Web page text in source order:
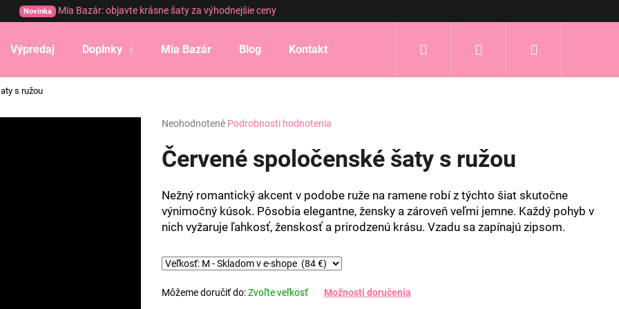
Novinka Mia Bazár: objavte krásne šaty za výhodnejšie ceny
Výpredaj Doplnky Mia Bazár Blog Kontakt Prihlásenie
s ružou
Priemerné
produktu
je
5
hviezdičiek.
Neohodnotené Podrobnosti hodnotenia
Červené spoločenské šaty s ružou
Nežný romantický akcent v podobe ruže na ramene robí z týchto šiat skutočne
výnimočný kúsok. Pôsobia elegantne, žensky a zároveň veľmi jemne. Každý pohyb v
nich vyžaruje ľahkosť, ženskosť a prirodzenú krásu. Vzadu sa zapínajú zipsom.
Môžeme doručiť do:Zvoľte veľkosť Možnosti doručenia
Čo potrebujete nájsť?
HĽADAŤ